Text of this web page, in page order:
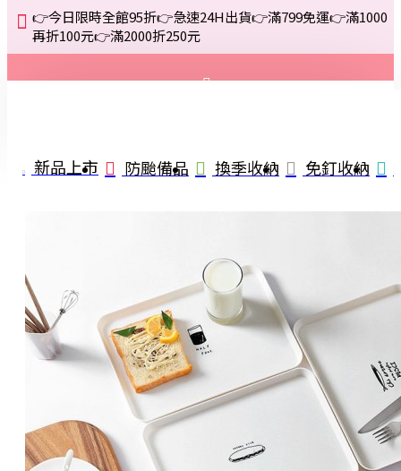
👉今日限時全館95折👉急速24H出貨👉滿799免運👉滿1000
再折100元👉滿2000折250元
註冊
新品上市 防颱備品 換季收納 免釘收納